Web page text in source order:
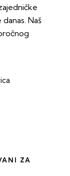
Naš
ZA